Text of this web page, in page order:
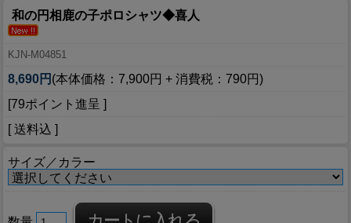
和の円相鹿の子ポロシャツ◆喜人
KJN-M04851
8,690円 (本体価格：7,900円 + 消費税：790円)
[79ポイント進呈 ]
[ 送料込 ]
サイズ／カラー